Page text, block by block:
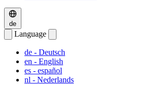
de
Language
de - Deutsch
en - English
es - español
nl - Nederlands